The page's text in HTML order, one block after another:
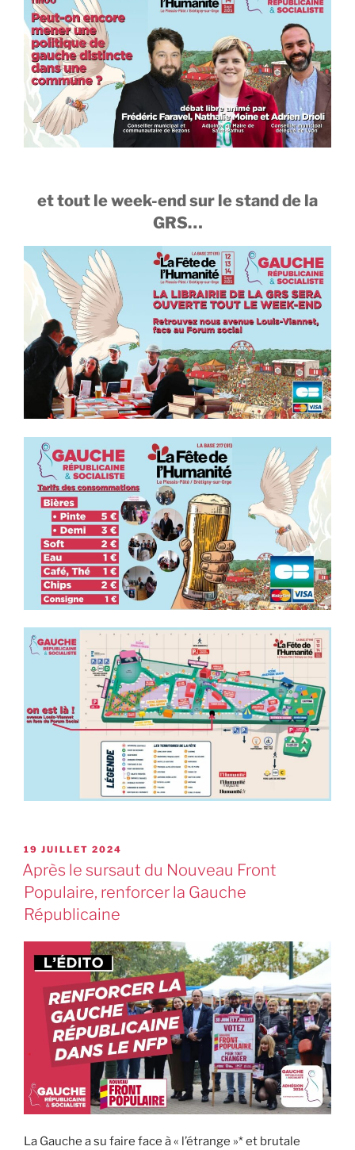
et tout le week-end sur le stand de la
GRS…
19 JUILLET 2024
Après le sursaut du Nouveau Front
Populaire, renforcer la Gauche
Républicaine
La Gauche a su faire face à « l’étrange »* et brutale